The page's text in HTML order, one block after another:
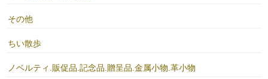
その他
ちい散歩
ノベルティ.販促品.記念品.贈呈品.金属小物.革小物